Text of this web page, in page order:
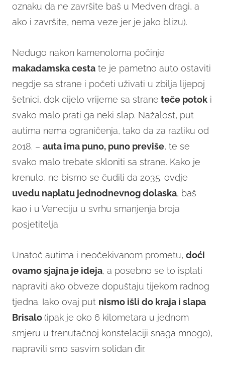
oznaku da ne završite baš u Medven dragi, a
ako i završite, nema veze jer je jako blizu).
Nedugo nakon kamenoloma počinje
makadamska cesta te je pametno auto ostaviti
negdje sa strane i početi uživati u zbilja lijepoj
šetnici, dok cijelo vrijeme sa strane teče potok i
svako malo prati ga neki slap. Nažalost, put
autima nema ograničenja, tako da za razliku od
2018. – auta ima puno, puno previše, te se
svako malo trebate skloniti sa strane. Kako je
krenulo, ne bismo se čudili da 2035. ovdje
uvedu naplatu jednodnevnog dolaska, baš
kao i u Veneciju u svrhu smanjenja broja
posjetitelja.
Unatoč autima i neočekivanom prometu, doći
ovamo sjajna je ideja, a posebno se to isplati
napraviti ako obveze dopuštaju tijekom radnog
tjedna. Iako ovaj put nismo išli do kraja i slapa
Brisalo(ipak je oko 6 kilometara u jednom
smjeru u trenutačnoj konstelaciji snaga mnogo),
napravili smo sasvim solidan đir.